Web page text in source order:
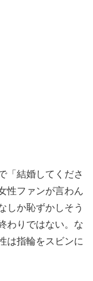
「結婚してくださ
性ファンが言わん
しか恥ずかしそう
わりではない。な
は指輪をスビンに